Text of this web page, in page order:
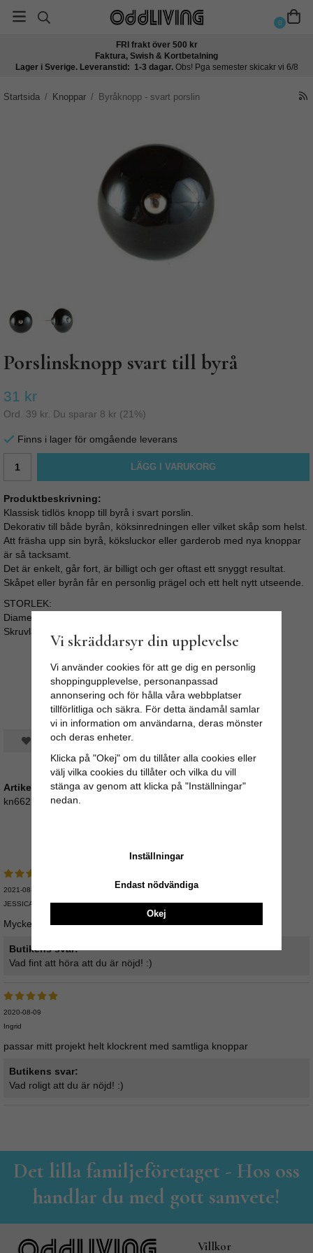
0
FRI frakt över 500 kr
Faktura, Swish & Kortbetalning
Lager i Sverige. Leveranstid: 1-3 dagar. Obs! Pga semester skicakr vi 6/8
Startsida / Knoppar / Byråknopp - svart porslin
Porslinsknopp svart till byrå
31 kr
Ord. 39 kr . Du sparar 8 kr (21 %)
Finns i lager för omgående leverans
LÄGG I VARUKORG
Produktbeskrivning:
Klassisk tidlös knopp till byrå i svart porslin.
Dekorativ till både byrån, köksinredningen eller vilket skåp som helst.
Att fräsha upp sin byrå, köksluckor eller garderob med nya knoppar
är så tacksamt.
Det är enkelt, går fort, är billigt och ger oftast ett snyggt resultat.
Skåpet eller byrån får en personlig prägel och ett helt nytt utseende.
STORLEK:
Diameter: 4,7cm
Skruvlängd ca 4cm (M4)
Spara som favorit
Artikelnummer:
kn662
2021-08-17
JESSICA
Mycket fina, genuina!
Butikens svar:
Vad fint att höra att du är nöjd! :)
2020-08-09
Ingrid
passar mitt projekt helt klockrent med samtliga knoppar
Butikens svar:
Vad roligt att du är nöjd! :)
Det lilla familjeföretaget - Hos oss
handlar du med gott samvete!
Villkor
Vi skräddarsyr din upplevelse
Vi använder cookies för att ge dig en personlig
shoppingupplevelse, personanpassad
annonsering och för hålla våra webbplatser
tillförlitliga och säkra. För detta ändamål samlar
vi in information om användarna, deras mönster
och deras enheter.
Klicka på "Okej" om du tillåter alla cookies eller
välj vilka cookies du tillåter och vilka du vill
stänga av genom att klicka på "Inställningar"
nedan.
Inställningar
Endast nödvändiga
Okej